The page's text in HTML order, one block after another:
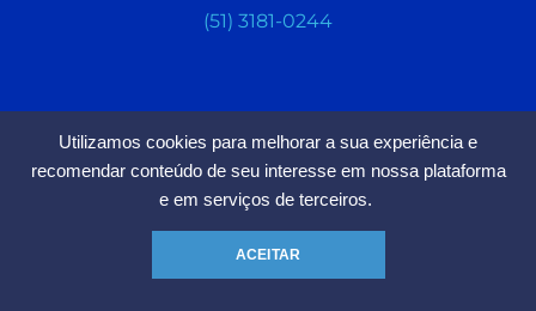
Utilizamos cookies para melhorar a sua experiência e
recomendar conteúdo de seu interesse em nossa plataforma
e em serviços de terceiros.
ACEITAR
(51) 3181-0244
Estamos Aceitando Seguidores